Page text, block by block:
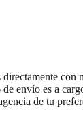
directamente
envío es a
de tu